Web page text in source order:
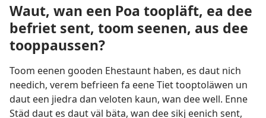
Waut, wan een Poa toopläft, ea dee
befriet sent, toom seenen, aus dee
tooppaussen?
Toom eenen gooden Ehestaunt haben, es daut nich
needich, verem befrieen fa eene Tiet tooptoläwen un
daut een jiedra dan veloten kaun, wan dee well. Enne
Städ daut es daut väl bäta, wan dee sikj eenich sent,